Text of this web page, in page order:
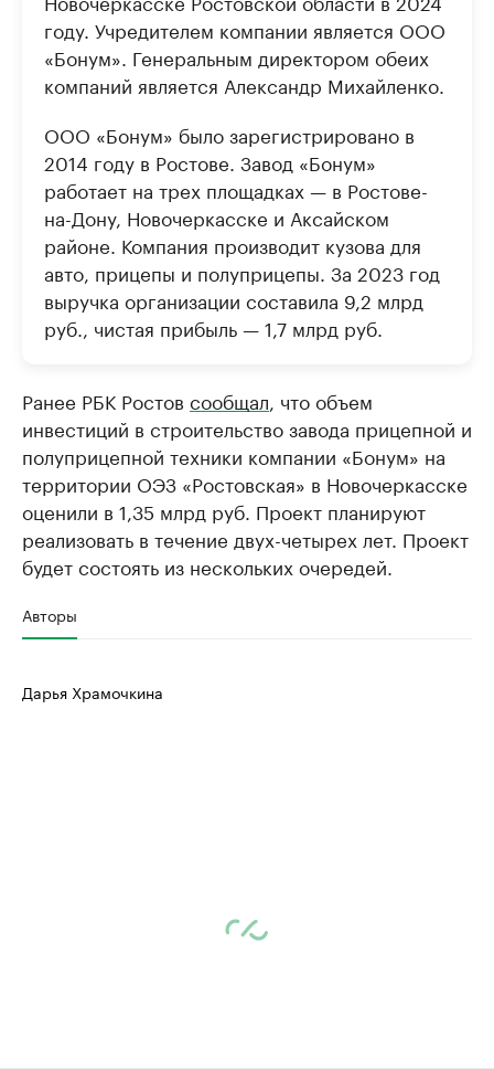
году. Учредителем компании является ООО
«Бонум». Генеральным директором обеих
компаний является Александр Михайленко.
ООО «Бонум» было зарегистрировано в
2014 году в Ростове. Завод «Бонум»
работает на трех площадках — в Ростове-
на-Дону, Новочеркасске и Аксайском
районе. Компания производит кузова для
авто, прицепы и полуприцепы. За 2023 год
выручка организации составила 9,2 млрд
руб., чистая прибыль — 1,7 млрд руб.
Ранее РБК Ростов сообщал , что объем
инвестиций в строительство завода прицепной и
полуприцепной техники компании «Бонум» на
территории ОЭЗ «Ростовская» в Новочеркасске
оценили в 1,35 млрд руб. Проект планируют
реализовать в течение двух-четырех лет. Проект
будет состоять из нескольких очередей.
Авторы
Дарья Храмочкина